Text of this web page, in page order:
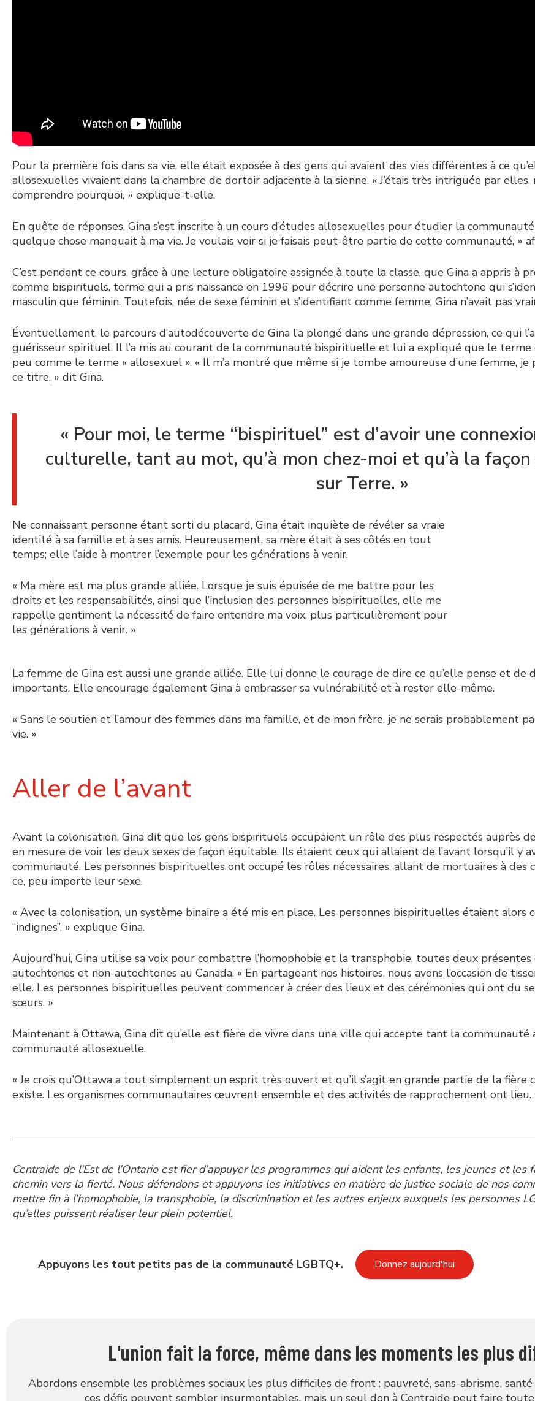
Pour la première fois dans sa vie, elle était exposée à des gens qui avaient des vies différentes à ce
allosexuelles vivaient dans la chambre de dortoir adjacente à la sienne. « J’étais très intriguée par elles,
comprendre pourquoi, » explique-t-elle.
En quête de réponses, Gina s’est inscrite à un cours d’études allosexuelles pour étudier la communauté
quelque chose manquait à ma vie. Je voulais voir si je faisais peut-être partie de cette communauté, »
C’est pendant ce cours, grâce à une lecture obligatoire assignée à toute la classe, que Gina a appris à
comme bispirituels, terme qui a pris naissance en 1996 pour décrire une personne autochtone qui
masculin que féminin. Toutefois, née de sexe féminin et s’identifiant comme femme, Gina n’avait pas
Éventuellement, le parcours d’autodécouverte de Gina l’a plongé dans une grande dépression, ce qui
guérisseur spirituel. Il l’a mis au courant de la communauté bispirituelle et lui a expliqué que le
peu comme le terme « allosexuel ». « Il m’a montré que même si je tombe amoureuse d’une femme,
ce titre, » dit Gina.
« Pour moi, le terme “bispirituel” est d’avoir une
culturelle, tant au mot, qu’à mon chez-moi et qu’à la
sur Terre. »
Ne connaissant personne étant sorti du placard, Gina était inquiète de révéler sa vraie
identité à sa famille et à ses amis. Heureusement, sa mère était à ses côtés en tout
temps; elle l’aide à montrer l’exemple pour les générations à venir.
« Ma mère est ma plus grande alliée. Lorsque je suis épuisée de me battre pour les
droits et les responsabilités, ainsi que l’inclusion des personnes bispirituelles, elle me
rappelle gentiment la nécessité de faire entendre ma voix, plus particulièrement pour
les générations à venir. »
La femme de Gina est aussi une grande alliée. Elle lui donne le courage de dire ce qu’elle pense et de
importants. Elle encourage également Gina à embrasser sa vulnérabilité et à rester elle-même.
« Sans le soutien et l’amour des femmes dans ma famille, et de mon frère, je ne serais probablement
vie. »
Aller de l’avant
Avant la colonisation, Gina dit que les gens bispirituels occupaient un rôle des plus respectés auprès
en mesure de voir les deux sexes de façon équitable. Ils étaient ceux qui allaient de l’avant lorsqu’il y
communauté. Les personnes bispirituelles ont occupé les rôles nécessaires, allant de mortuaires à des
ce, peu importe leur sexe.
« Avec la colonisation, un système binaire a été mis en place. Les personnes bispirituelles étaient alors
“indignes”, » explique Gina.
Aujourd’hui, Gina utilise sa voix pour combattre l’homophobie et la transphobie, toutes deux
autochtones et non-autochtones au Canada. « En partageant nos histoires, nous avons l’occasion de
elle. Les personnes bispirituelles peuvent commencer à créer des lieux et des cérémonies qui ont du
sœurs. »
Maintenant à Ottawa, Gina dit qu’elle est fière de vivre dans une ville qui accepte tant la
communauté allosexuelle.
« Je crois qu’Ottawa a tout simplement un esprit très ouvert et qu’il s’agit en grande partie de la
existe. Les organismes communautaires œuvrent ensemble et des activités de rapprochement ont lieu.
Centraide de l’Est de l’Ontario est fier d’appuyer les programmes qui aident les enfants, les jeunes et les
chemin vers la fierté. Nous défendons et appuyons les initiatives en matière de justice sociale de nos
mettre fin à l’homophobie, la transphobie, la discrimination et les autres enjeux auxquels les personnes
qu’elles puissent réaliser leur plein potentiel.
Appuyons les tout petits pas de la communauté LGBTQ+. Donnez aujourd'hui
L'union fait la force, même dans les moments les plus
Abordons ensemble les problèmes sociaux les plus difficiles de front : pauvreté, sans-abrisme,
ces défis peuvent sembler insurmontables, mais un seul don à Centraide peut faire